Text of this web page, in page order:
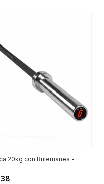
20kg con Rulemanes -